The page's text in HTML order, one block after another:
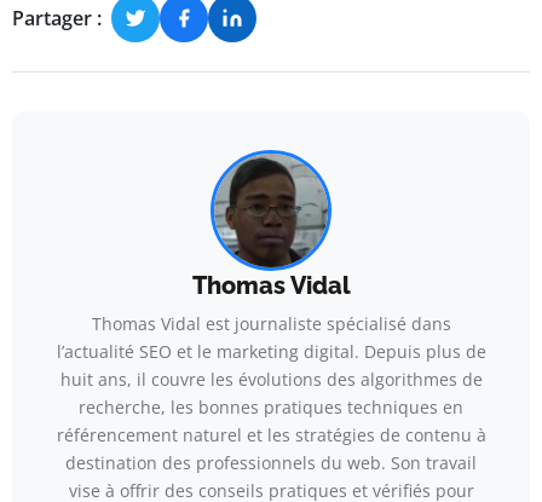
Partager :
Thomas Vidal
Thomas Vidal est journaliste spécialisé dans
l’actualité SEO et le marketing digital. Depuis plus de
huit ans, il couvre les évolutions des algorithmes de
recherche, les bonnes pratiques techniques en
référencement naturel et les stratégies de contenu à
destination des professionnels du web. Son travail
vise à offrir des conseils pratiques et vérifiés pour